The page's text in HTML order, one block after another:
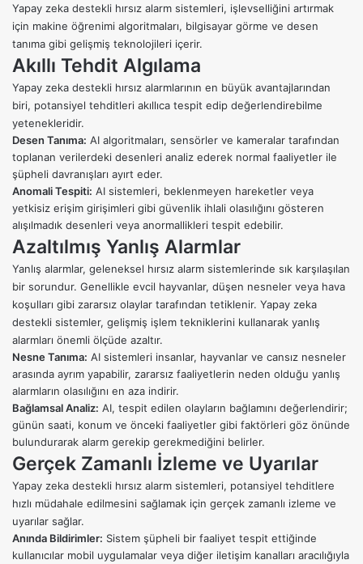
Yapay zeka destekli hırsız alarm sistemleri, işlevselliğini artırmak
için makine öğrenimi algoritmaları, bilgisayar görme ve desen
tanıma gibi gelişmiş teknolojileri içerir.
Akıllı Tehdit Algılama
Yapay zeka destekli hırsız alarmlarının en büyük avantajlarından
biri, potansiyel tehditleri akıllıca tespit edip değerlendirebilme
yetenekleridir.
Desen Tanıma: AI algoritmaları, sensörler ve kameralar tarafından
toplanan verilerdeki desenleri analiz ederek normal faaliyetler ile
şüpheli davranışları ayırt eder.
Anomali Tespiti: AI sistemleri, beklenmeyen hareketler veya
yetkisiz erişim girişimleri gibi güvenlik ihlali olasılığını gösteren
alışılmadık desenleri veya anormallikleri tespit edebilir.
Azaltılmış Yanlış Alarmlar
Yanlış alarmlar, geleneksel hırsız alarm sistemlerinde sık karşılaşılan
bir sorundur. Genellikle evcil hayvanlar, düşen nesneler veya hava
koşulları gibi zararsız olaylar tarafından tetiklenir. Yapay zeka
destekli sistemler, gelişmiş işlem tekniklerini kullanarak yanlış
alarmları önemli ölçüde azaltır.
Nesne Tanıma: AI sistemleri insanlar, hayvanlar ve cansız nesneler
arasında ayrım yapabilir, zararsız faaliyetlerin neden olduğu yanlış
alarmların olasılığını en aza indirir.
Bağlamsal Analiz: AI, tespit edilen olayların bağlamını değerlendirir;
günün saati, konum ve önceki faaliyetler gibi faktörleri göz önünde
bulundurarak alarm gerekip gerekmediğini belirler.
Gerçek Zamanlı İzleme ve Uyarılar
Yapay zeka destekli hırsız alarm sistemleri, potansiyel tehditlere
hızlı müdahale edilmesini sağlamak için gerçek zamanlı izleme ve
uyarılar sağlar.
Anında Bildirimler: Sistem şüpheli bir faaliyet tespit ettiğinde
kullanıcılar mobil uygulamalar veya diğer iletişim kanalları aracılığıyla